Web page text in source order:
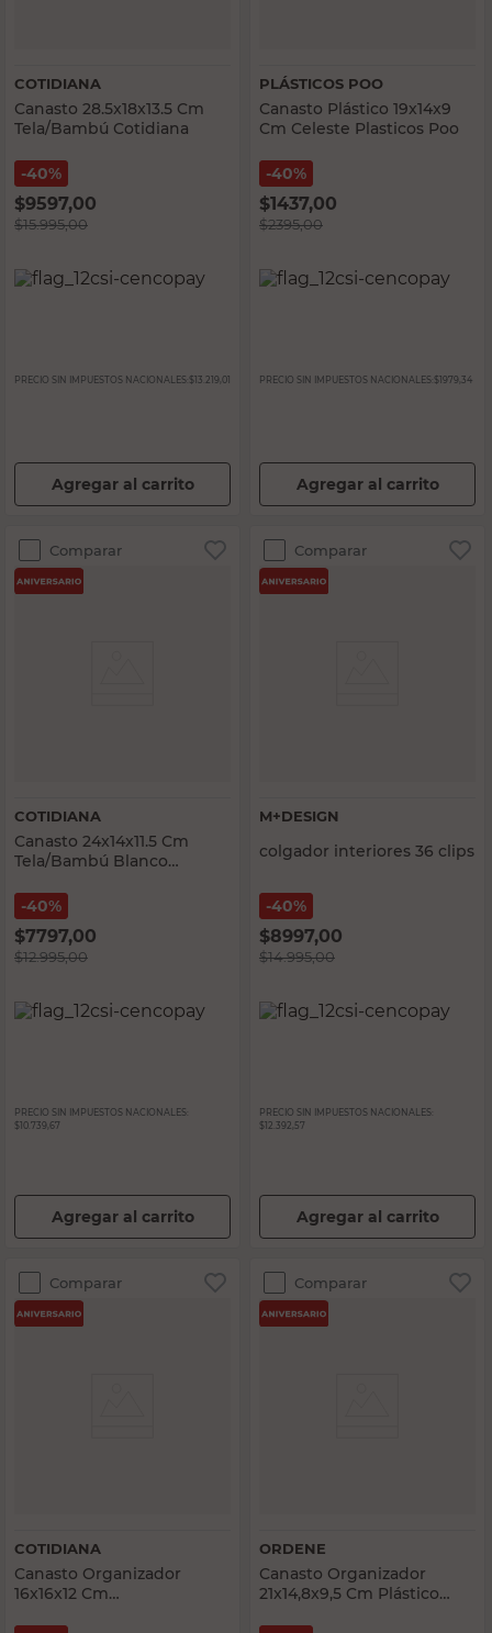
COTIDIANA
Canasto 28.5x18x13.5 Cm
Tela/Bambú Cotidiana
40%
$9597,00
$15.995,00
PRECIO SIN IMPUESTOS NACIONALES: $13.219,01
Agregar al carrito
PLÁSTICOS POO
Canasto Plástico 19x14x9
Cm Celeste Plasticos Poo
40%
$1437,00
$2395,00
PRECIO SIN IMPUESTOS NACIONALES: $1979,34
Agregar al carrito
Comparar
COTIDIANA
Canasto 24x14x11.5 Cm
Tela/Bambú Blanco
40%
$7797,00
$12.995,00
PRECIO SIN IMPUESTOS NACIONALES:
$10.739,67
Agregar al carrito
Comparar
M+DESIGN
colgador interiores 36 clips
40%
$8997,00
$14.995,00
PRECIO SIN IMPUESTOS NACIONALES:
$12.392,57
Agregar al carrito
Comparar
COTIDIANA
Canasto Organizador
16x16x12 Cm
Comparar
ORDENE
Canasto Organizador
21x14,8x9,5 Cm Plástico